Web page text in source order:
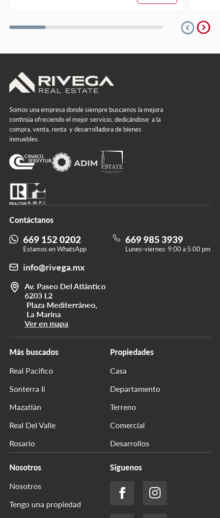
expand_circle_downexpand_circle_right
Somos una empresa donde siempre buscamos la mejora
continúa ofreciendo el mejor servicio, dedicándose a la
compra, venta, renta y desarrolladora de bienes
inmuebles.
Más buscados
Real Pacifico
Sonterra Ii
Mazatlán
Real Del Valle
Rosario
Propiedades
Casa
Departamento
Terreno
Comercial
Desarrollos
Nosotros
Nosotros
Tengo una propiedad
Siguenos
Contáctanos
669 152 0202
Estamos en WhatsApp
669 985 3939
Lunes-viernes: 9:00 a 5:00 pm
info@rivega.mx
Av. Paseo Del Atlántico
6203 L2
Plaza Mediterráneo,
La Marina
Ver en mapa